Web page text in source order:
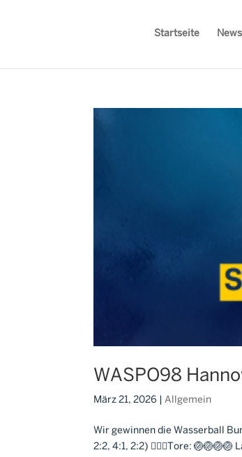
Startseite News
WASPO98
März 21, 2026 |Allgemein
Wir gewinnen die Wasserball
2:2, 4:1, 2:2) 🤽🏼‍♂️Tore: